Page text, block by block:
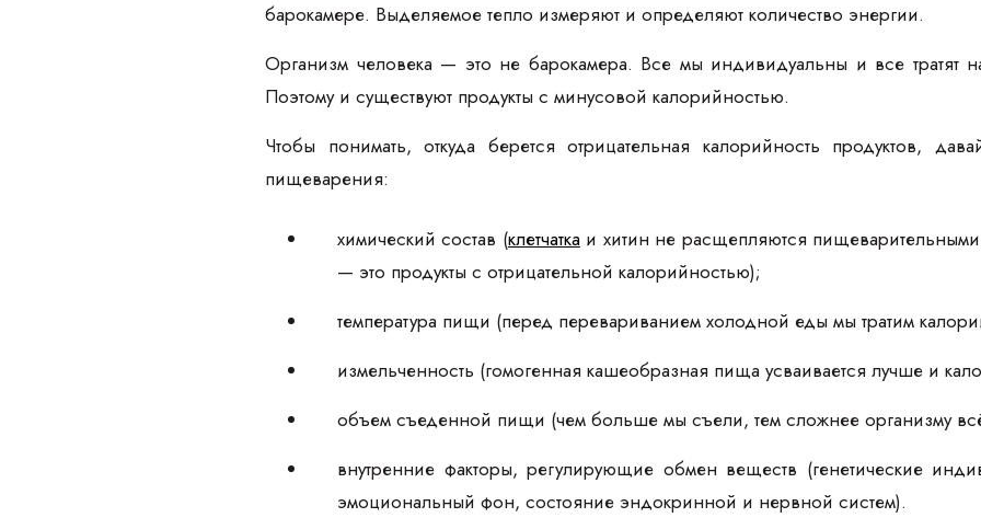
барокамере. Выделяемое тепло измеряют и определяют количество энергии.
Организм человека — это не барокамера. Все мы индивидуальны и все тратят
Поэтому и существуют продукты с минусовой калорийностью.
Чтобы понимать, откуда берется отрицательная калорийность продуктов,
пищеварения:
химический состав (клетчатка и хитин не расщепляются
— это продукты с отрицательной калорийностью);
температура пищи (перед перевариванием холодной еды мы тратим
измельченность (гомогенная кашеобразная пища усваивается лучше и
объем съеденной пищи (чем больше мы съели, тем сложнее организму всё
внутренние факторы, регулирующие обмен веществ (генетические
эмоциональный фон, состояние эндокринной и нервной систем).